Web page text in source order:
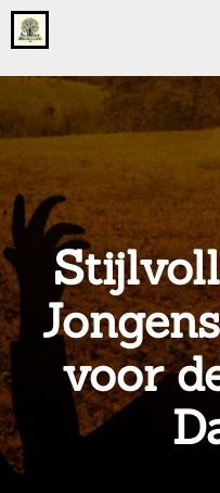
Go
to
home
onsgrotegezin.nl
voor